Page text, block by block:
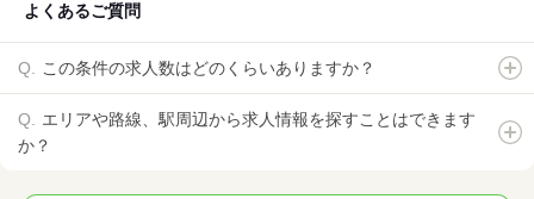
よくあるご質問
この条件の求人数はどのくらいありますか？
エリアや路線、駅周辺から求人情報を探すことはできます
か？